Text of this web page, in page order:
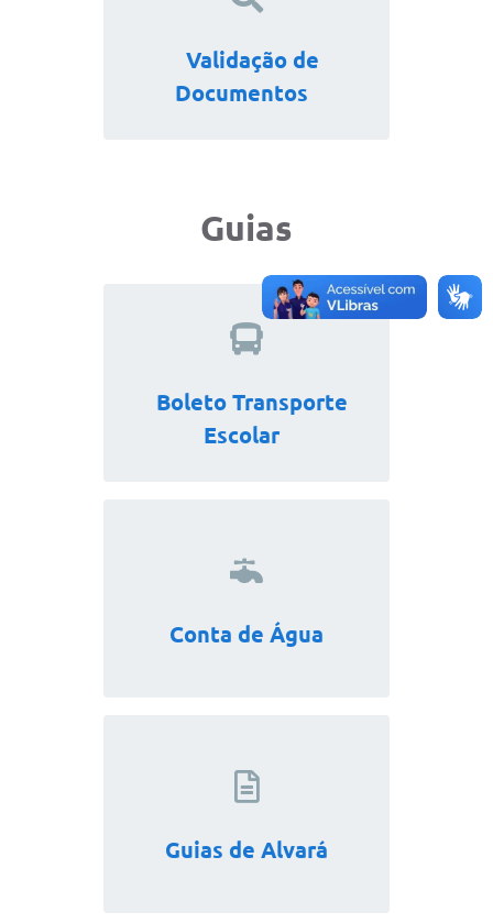
Validação de
Documentos
Guias
Boleto Transporte
Escolar
Conta de Água
Guias de Alvará